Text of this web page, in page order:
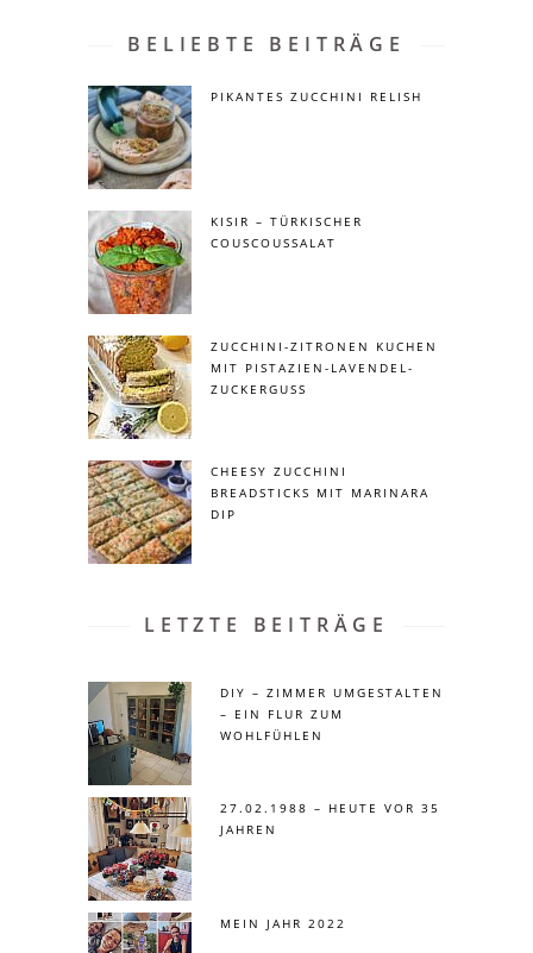
BELIEBTE BEITRÄGE
PIKANTES ZUCCHINI RELISH
KISIR – TÜRKISCHER
COUSCOUSSALAT
ZUCCHINI-ZITRONEN KUCHEN
MIT PISTAZIEN-LAVENDEL-
ZUCKERGUSS
CHEESY ZUCCHINI
BREADSTICKS MIT MARINARA
DIP
LETZTE BEITRÄGE
DIY – ZIMMER UMGESTALTEN
– EIN FLUR ZUM
WOHLFÜHLEN
27.02.1988 – HEUTE VOR 35
JAHREN
MEIN JAHR 2022